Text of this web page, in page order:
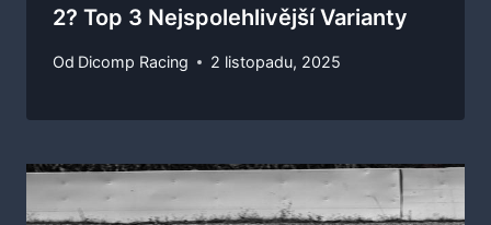
2? Top 3 Nejspolehlivější Varianty
Od Dicomp Racing 2 listopadu, 2025